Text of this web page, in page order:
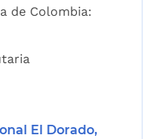
de Colombia:
El Dorado,